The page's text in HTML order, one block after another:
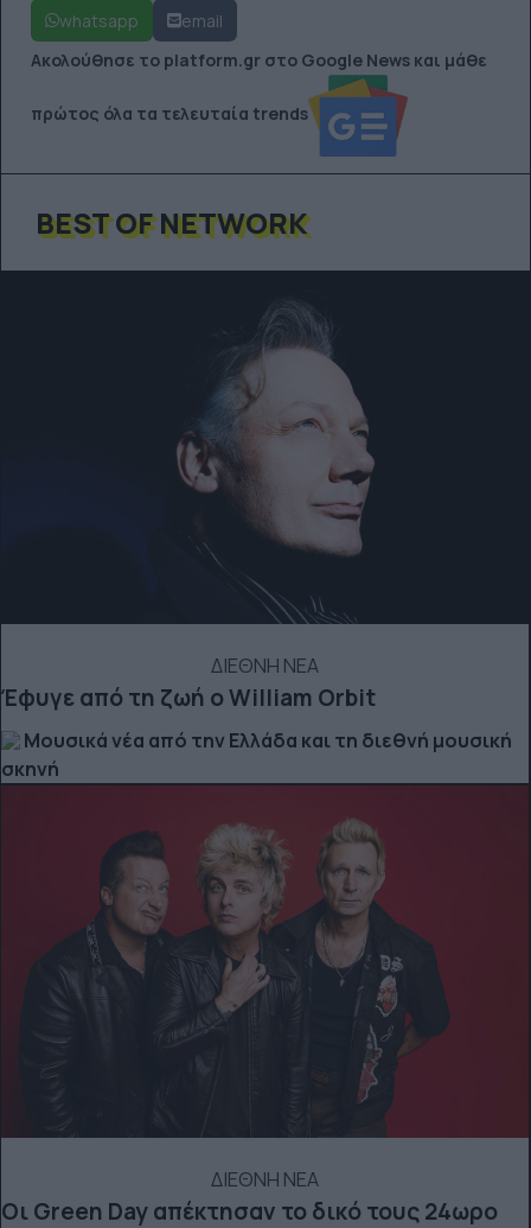
whatsapp
email
Ακολούθησε το platform.gr στο Google News και μάθε
πρώτος όλα τα τελευταία trends
BEST OF NETWORK
ΔΙΕΘΝΗ ΝΕΑ
Έφυγε από τη ζωή ο William Orbit
Μουσικά νέα από την Ελλάδα και τη διεθνή μουσική
σκηνή
ΔΙΕΘΝΗ ΝΕΑ
Οι Green Day απέκτησαν το δικό τους 24ωρο